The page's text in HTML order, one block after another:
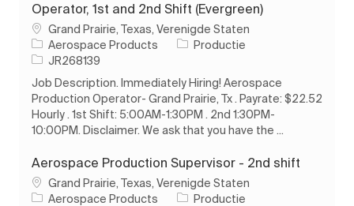
Operator, 1st and 2nd Shift (Evergreen)
PlaatsGrand Prairie, Texas, Verenigde Staten
Aerospace Products
Categorie
Productie
Taak-ID
JR268139
Job Description. Immediately Hiring! Aerospace
Production Operator- Grand Prairie, Tx . Payrate: $22.52
Hourly . 1st Shift: 5:00AM-1:30PM . 2nd 1:30PM-
10:00PM. Disclaimer. We ask that you have the ...
Aerospace Production Supervisor - 2nd shift
PlaatsGrand Prairie, Texas, Verenigde Staten
Aerospace Products
Categorie
Productie